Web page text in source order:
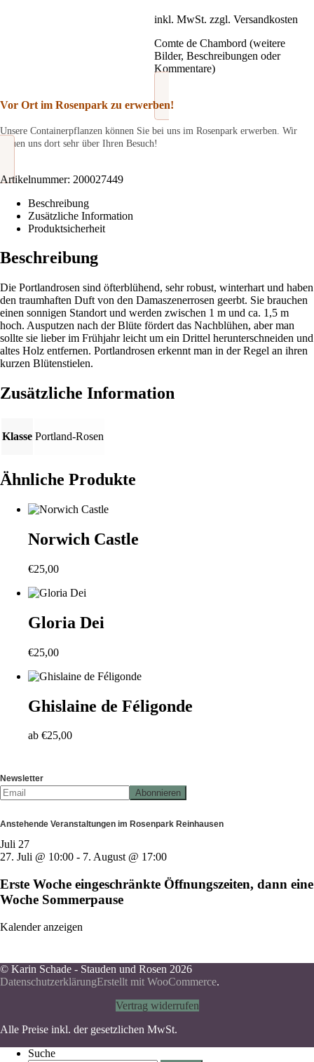
inkl. MwSt. zzgl.Versandkosten
Comte de Chambord (weitere
Bilder, Beschreibungen oder
Kommentare)
Vor Ort im Rosenpark zu erwerben!
Unsere Containerpflanzen können Sie bei uns im Rosenpark erwerben. Wir
freuen uns dort sehr über Ihren Besuch!
Artikelnummer: 200027449
Beschreibung
Zusätzliche Information
Produktsicherheit
Beschreibung
Die Portlandrosen sind öfterblühend, sehr robust, winterhart und haben
den traumhaften Duft von den Damaszenerrosen geerbt. Sie brauchen
einen sonnigen Standort und werden zwischen 1 m und ca. 1,5 m
hoch. Ausputzen nach der Blüte fördert das Nachblühen, aber man
sollte sie lieber im Frühjahr leicht um ein Drittel herunterschneiden und
altes Holz entfernen. Portlandrosen erkennt man in der Regel an ihren
kurzen Blütenstielen.
Zusätzliche Information
Klasse Portland-Rosen
Ähnliche Produkte
Norwich Castle
€25,00
Gloria Dei
€25,00
Ghislaine de Féligonde
ab €25,00
Newsletter
Anstehende Veranstaltungen im Rosenpark Reinhausen
Juli 27
27. Juli @ 10:00 - 7. August @ 17:00
Erste Woche eingeschränkte Öffnungszeiten, dann eine
Woche Sommerpause
Kalender anzeigen
© Karin Schade - Stauden und Rosen 2026
DatenschutzerklärungErstellt mit WooCommerce.
Vertrag widerrufen
Alle Preise inkl. der gesetzlichen MwSt.
Suche